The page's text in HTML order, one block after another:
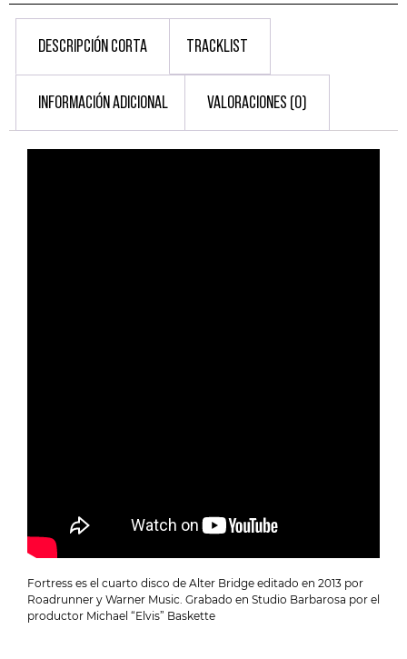
DESCRIPCIÓN CORTA TRACKLIST
INFORMACIÓN ADICIONAL VALORACIONES (0)
Fortress es el cuarto disco de Alter Bridge editado en 2013 por
Roadrunner y Warner Music. Grabado en Studio Barbarosa por el
productor Michael “Elvis” Baskette